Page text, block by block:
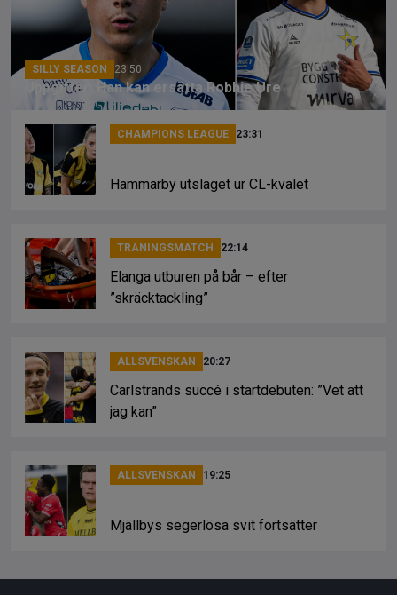
o
k
k
SILLY SEASON 23:50
Uppgifter: Han kan ersätta Robbie Ure
CHAMPIONS LEAGUE 23:31
Hammarby utslaget ur CL-kvalet
TRÄNINGSMATCH 22:14
Elanga utburen på bår – efter
”skräcktackling”
ALLSVENSKAN 20:27
Carlstrands succé i startdebuten: ”Vet att
jag kan”
ALLSVENSKAN 19:25
Mjällbys segerlösa svit fortsätter